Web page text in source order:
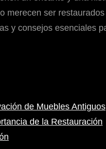
merecen ser
y consejos esenciales
de Muebles Antiguos
de la Restauración